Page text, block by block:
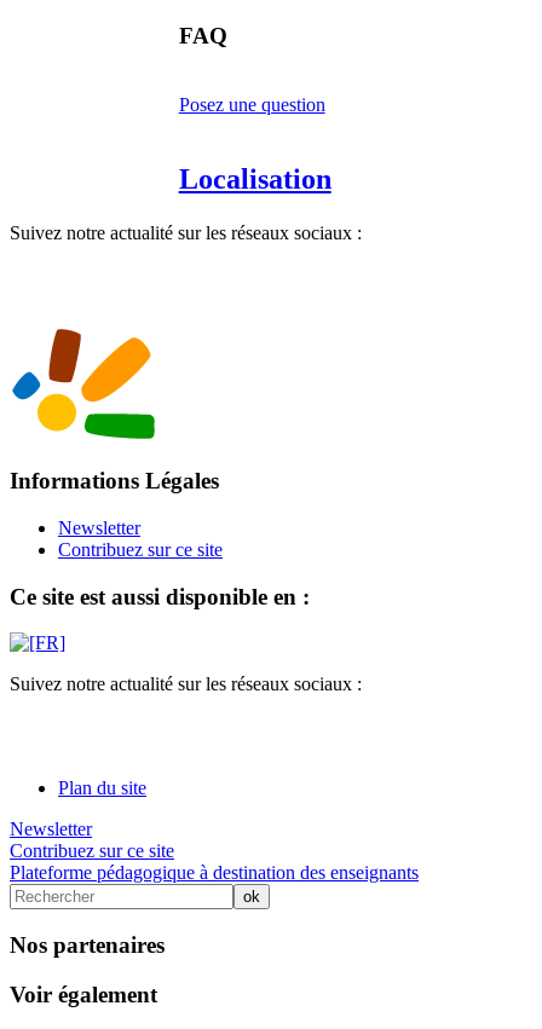
FAQ
Posez une question
Localisation
Suivez notre actualité sur les réseaux sociaux :
Informations Légales
Newsletter
Contribuez sur ce site
Ce site est aussi disponible en :
Suivez notre actualité sur les réseaux sociaux :
Plan du site
Newsletter
Contribuez sur ce site
Plateforme pédagogique à destination des enseignants
Nos partenaires
Voir également